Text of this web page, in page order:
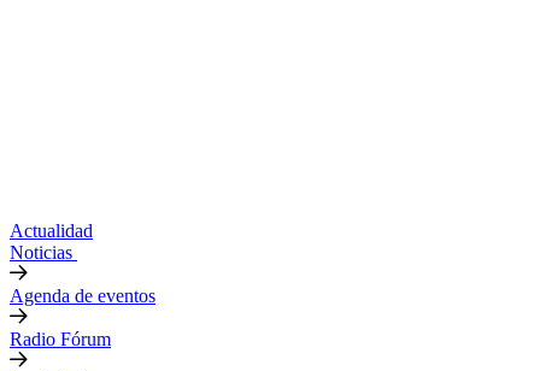
Actualidad
Noticias
Agenda de eventos
Radio Fórum